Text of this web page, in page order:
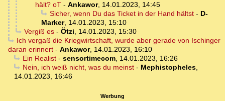
hält? oT - Ankawor, 14.01.2023, 14:45
Sicher, wenn Du das Ticket in der Hand hältst- D-
Marker, 14.01.2023, 15:10
Vergiß es- Ötzi, 14.01.2023, 15:30
Ich vergaß die Kriegwirtschaft, wurde aber gerade von Ischinger
daran erinnert - Ankawor, 14.01.2023, 16:10
Ein Realist- sensortimecom, 14.01.2023, 16:26
Nein, ich weiß nicht, was du meinst- Mephistopheles,
14.01.2023, 16:46
Werbung